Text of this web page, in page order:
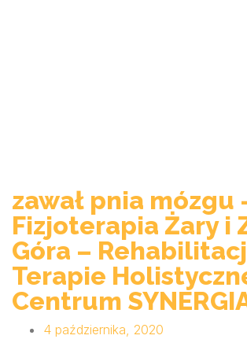
zawał pnia mózgu
Fizjoterapia Żary i
Góra –
Terapie
Centrum
4 października, 2020